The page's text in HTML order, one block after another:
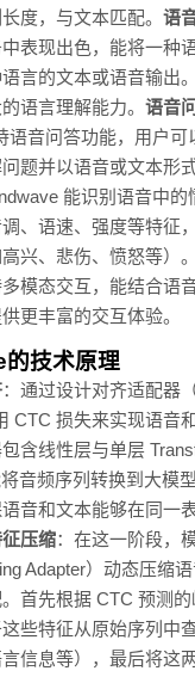
度，与文本匹配。 语
表现出色，能将一种
言的文本或语音输出
语言理解能力。 语音
语音问答功能，用户可
题并以语音或文本形式
能识别语音中的
、语速、强度等特征
兴、悲伤、愤怒等）。
模态交互，能结合语
更丰富的交互体验。
技术原理
：通过设计对齐适配器
CTC 损失来实现语音
含线性层与单层
音频序列转换到大模
音和文本能够在同一
压缩：在这一阶段，
Adapter）动态压缩
首先根据 CTC 预测
些特征从原始序列中
信息等），最后将这